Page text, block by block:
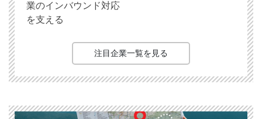
業のインバウンド対応
を支える
注目企業一覧を見る